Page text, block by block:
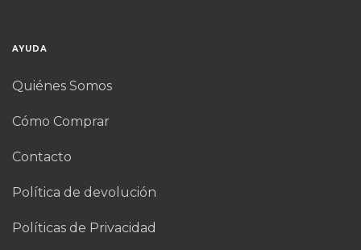
AYUDA
Quiénes Somos
Cómo Comprar
Contacto
Política de devolución
Políticas de Privacidad